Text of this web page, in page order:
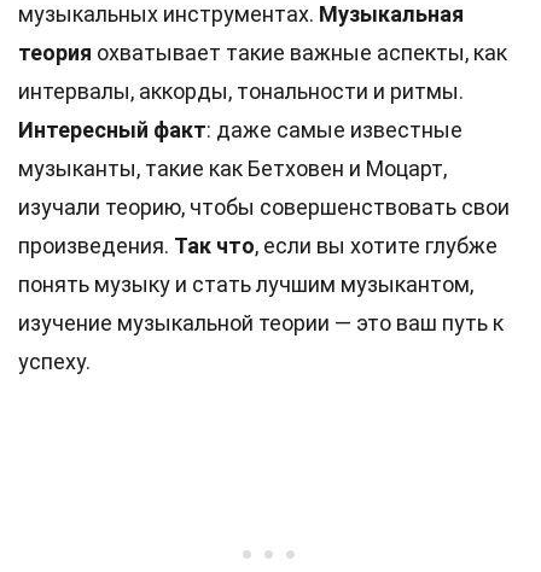
музыкальных инструментах. Музыкальная
теория охватывает такие важные аспекты, как
интервалы, аккорды, тональности и ритмы.
Интересный факт: даже самые известные
музыканты, такие как Бетховен и Моцарт,
изучали теорию, чтобы совершенствовать свои
произведения. Так что, если вы хотите глубже
понять музыку и стать лучшим музыкантом,
изучение музыкальной теории — это ваш путь к
успеху.